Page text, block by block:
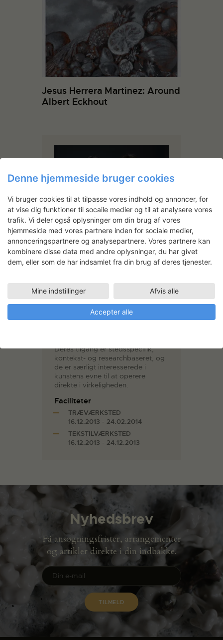
Jesus Herrera Martinez: Around
Albert Eckhout
Hesselholdt & Mejlvang
Hesselholdt & Mejlvang er en
kunstnerduo bestående af Sofie
Hesselholdt og Vibeke Mejlvang.
1999 og er begge uddannede fra
Det Kgl. Danske Kunstakademi i
2006.
Duoen arbejder med installationer,
Deres tilgang er stedsspecifik,
kontekst- og researchbaseret, og
de er særligt interesserede i
kunstens evne til at operere
direkte i virkeligheden.
Faciliteter
TRÆVÆRKSTED
16.12.2013 - 24.02.2014
TEKSTILVÆRKSTED
16.12.2013 - 24.12.2013
Nyhedsbrev
Få ansøgningsfrister, arrangementer
og artikler direkte i din indbakke.
Denne hjemmeside bruger cookies
Vi bruger cookies til at tilpasse vores indhold og annoncer, for
at vise dig funktioner til socaile medier og til at analysere vores
trafik. Vi deler også oplysninger om din brug af vores
hjemmeside med vores partnere inden for sociale medier,
annonceringspartnere og analysepartnere. Vores partnere kan
kombinere disse data med andre oplysninger, du har givet
dem, eller som de har indsamlet fra din brug af deres tjenester.
Mine indstillinger Afvis alle
Accepter alle